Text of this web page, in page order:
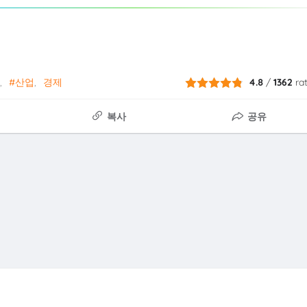
#산업 경제 4.8 /1362
복사 공유